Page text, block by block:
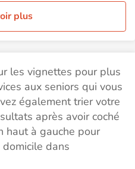
plus
les vignettes pour plus
aux seniors qui vous
également trier votre
après avoir coché
haut à gauche pour
dans